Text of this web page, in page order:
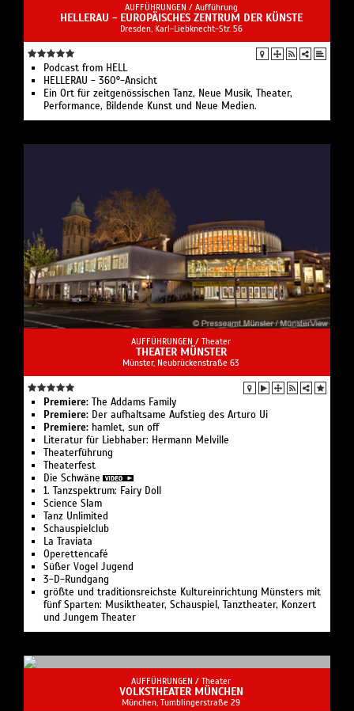
AUFFÜHRUNGEN / Aufführung
HELLERAU - EUROPÄISCHES ZENTRUM DER KÜNSTE
Dresden, Karl-Liebknecht-Str. 56
Podcast from HELL
HELLERAU - 360°-Ansicht
Ein Ort für zeitgenössischen Tanz, Neue Musik, Theater,
Performance, Bildende Kunst und Neue Medien.
AUFFÜHRUNGEN / Theater
THEATER MÜNSTER
Münster, Neubrückenstraße 63
Premiere: The Addams Family
Premiere: Der aufhaltsame Aufstieg des Arturo Ui
Premiere: hamlet, sun off
Literatur für Liebhaber: Hermann Melville
Theaterführung
Theaterfest
Die Schwäne
1. Tanzspektrum: Fairy Doll
Science Slam
Tanz Unlimited
Schauspielclub
La Traviata
Operettencafé
Süßer Vogel Jugend
3-D-Rundgang
größte und traditionsreichste Kultureinrichtung Münsters mit
fünf Sparten: Musiktheater, Schauspiel, Tanztheater, Konzert
und Jungem Theater
AUFFÜHRUNGEN / Theater
VOLKSTHEATER MÜNCHEN
München, Tumblingerstraße 29